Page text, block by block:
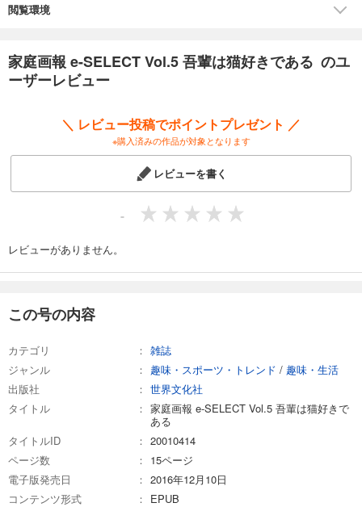
奥付
閲覧環境
家庭画報 e-SELECT Vol.5 吾輩は猫好きである のユ
ーザーレビュー
＼ レビュー投稿でポイントプレゼント ／
※購入済みの作品が対象となります
レビューを書く
-
レビューがありません。
この号の内容
カテゴリ
雑誌
ジャンル
趣味・スポーツ・トレンド / 趣味・生活
出版社
世界文化社
タイトル
家庭画報 e-SELECT Vol.5 吾輩は猫好きで
ある
タイトルID
20010414
ページ数
15ページ
電子版発売日
2016年12月10日
コンテンツ形式
EPUB